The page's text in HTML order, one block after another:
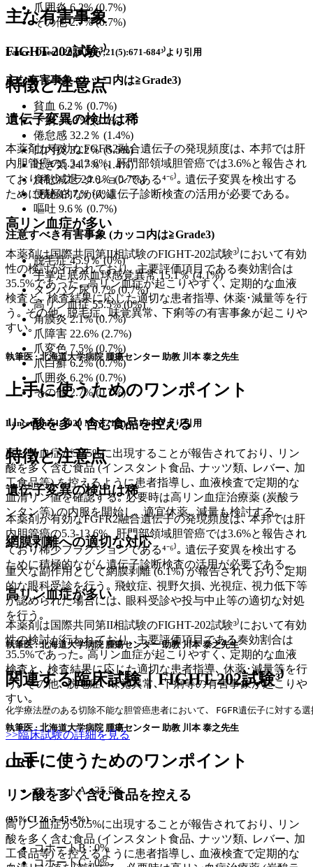
爪囲炎 6.2% (0.7%)
その他 2.7% (0.7%)
Lancet Oncol. 2020 May;21(5):671-684³⁾より引用
特徴と注意点
遺伝子変異の検出は稀
本薬剤が有効なFGFR2融合遺伝子の発現頻度は､ 本邦では肝
内胆管癌の5.3-13.6%､ 肝門部領域胆管癌では3.6%と報告され
ており稀少フラクションである⁴⁻⁶⁾｡ 遺伝子変異を検出する
ために積極的ながん遺伝子診断検査の活用が必要である｡
高リン血症が多い
本薬剤は国際共同第II相試験のFIGHT-202試験³⁾において有効
性の検討が行われており､ 主要評価項目である奏効割合は
35.5%であった｡ 高リン血症が起こりやすく､ 定期的な血液
検査と､ 検査結果に応じた適切な患者指導､ 休薬･減量等を行
う｡ その他､ 脱毛症､ 味覚異常､ 下痢等の有害事象が起こりや
すい｡
執筆医 : 北海道大学病院 腫瘍センター 助教 川本 泰之先生
上手に使うためのワンポイント
リン酸を多く含む食品を控える
高リン血症が50.5%に出現することが報告されており､ リン
酸を多く含む食品 (インスタント食品､ ナッツ類､ レバー､ 加
工食品等) を控えるように患者指導し､ 血液検査で定期的な
血清リン値を確認する｡ 必要時は高リン血症治療薬 (炭酸ラ
ンタン等) の内服を開始し､ 適宜休薬､ 減量も検討する｡
網膜剥離への適切な対応
重大な副作用として網膜剥離 (6.1%) が報告されており､ 定期
的な眼科受診を行う｡ 飛蚊症､ 視野欠損､ 光視症､ 視力低下等
が認められた場合には､ 眼科受診や投与中止等の適切な対処
を行う｡
執筆医 : 北海道大学病院 腫瘍センター 助教 川本 泰之先生
関連する臨床試験｜FIGHT-202試験³⁾
化学療法歴のある切除不能な胆管癌患者において､ FGFR遺伝子に対する
>>臨床試験の詳細を見る
ORR
コホートA : 35.5%
(95%CI 26·5-45·4%)
コホートB : 0%
コホートC : 0%
主な有害事象
FIGHT-202試験³⁾
主な有害事象 (カッコ内は≧Grade3)
貧血 6.2％ (0.7%)
下痢 36.3％ (2.7%)
倦怠感 32.2％ (1.4%)
口内炎 32.2％ (5.5%)
吐き気 24.7％ (1.4%)
食欲減退 24.0％ (0.7%)
便秘 13.7％ (0%)
嘔吐 9.6％ (0.7%)
注意すべき有害事象 (カッコ内は≧Grade3)
脱毛症 45.9％ (0%)
手掌足底赤血球感覚異常 15.1％ (4.1%)
タンパク尿 0.7% (0.7%)
高リン血症 55.5% (0%)
角膜炎 2.1% (0.7%)
爪障害 22.6% (2.7%)
爪変色 7.5% (0.7%)
爪白癬 6.2% (0.7%)
爪囲炎 6.2% (0.7%)
その他 2.7% (0.7%)
Lancet Oncol. 2020 May;21(5):671-684³⁾より引用
特徴と注意点
遺伝子変異の検出は稀
本薬剤が有効なFGFR2融合遺伝子の発現頻度は､ 本邦では肝
内胆管癌の5.3-13.6%､ 肝門部領域胆管癌では3.6%と報告され
ており稀少フラクションである⁴⁻⁶⁾｡ 遺伝子変異を検出する
ために積極的ながん遺伝子診断検査の活用が必要である｡
高リン血症が多い
本薬剤は国際共同第II相試験のFIGHT-202試験³⁾において有効
性の検討が行われており､ 主要評価項目である奏効割合は
35.5%であった｡ 高リン血症が起こりやすく､ 定期的な血液
検査と､ 検査結果に応じた適切な患者指導､ 休薬･減量等を行
う｡ その他､ 脱毛症､ 味覚異常､ 下痢等の有害事象が起こりや
すい｡
執筆医 : 北海道大学病院 腫瘍センター 助教 川本 泰之先生
上手に使うためのワンポイント
リン酸を多く含む食品を控える
高リン血症が50.5%に出現することが報告されており､ リン
酸を多く含む食品 (インスタント食品､ ナッツ類､ レバー､ 加
工食品等) を控えるように患者指導し､ 血液検査で定期的な